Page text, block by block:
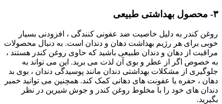
۳- محصول بهداشتی طبیعی
روغن کندر به دلیل خاصیت ضد عفونی کنندگی ، افزودنی بسیار
خوبی برای هر رژیم بهداشت دهان و دندان است. به دنبال محصولات
مراقبت از دهان و دندان طبیعی باشید که حاوی روغن کندر هستند ،
به خصوص اگر از عطر و بوی آن لذت می برید. این می تواند به
جلوگیری از مشکلات بهداشتی دندان مانند پوسیدگی دندان ، بوی بد
دهان ، حفره یا عفونت های دهانی کمک کند. همچنین می توانید خمیر
دندان های خود را با مخلوط روغن کندر و جوش شیرین در نظر
بگیرید.